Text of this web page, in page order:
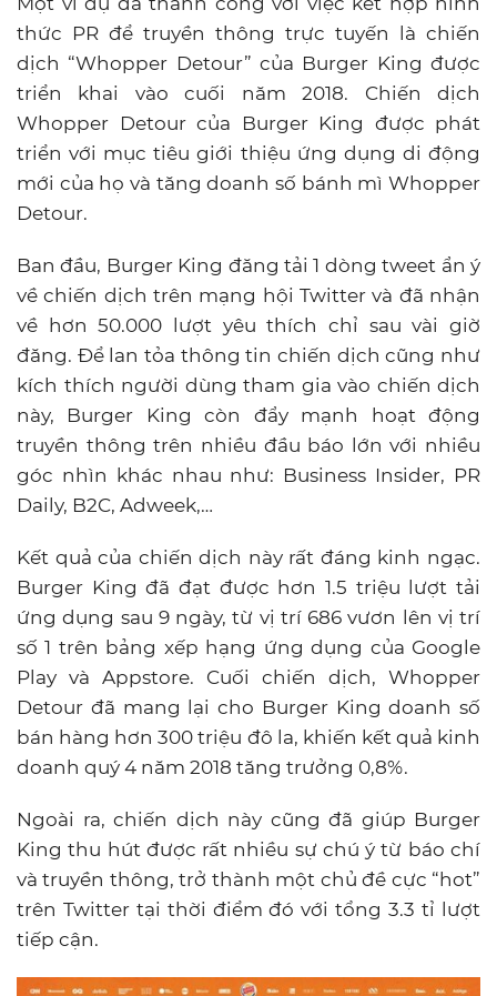
thức PR để truyền thông trực tuyến là chiến
dịch “Whopper Detour” của Burger King được
triển khai vào cuối năm 2018. Chiến dịch
Whopper Detour của Burger King được phát
triển với mục tiêu giới thiệu ứng dụng di động
mới của họ và tăng doanh số bánh mì Whopper
Detour.
Ban đầu, Burger King đăng tải 1 dòng tweet ẩn ý
về chiến dịch trên mạng hội Twitter và đã nhận
về hơn 50.000 lượt yêu thích chỉ sau vài giờ
đăng. Để lan tỏa thông tin chiến dịch cũng như
kích thích người dùng tham gia vào chiến dịch
này, Burger King còn đẩy mạnh hoạt động
truyền thông trên nhiều đầu báo lớn với nhiều
góc nhìn khác nhau như: Business Insider, PR
Daily, B2C, Adweek,…
Kết quả của chiến dịch này rất đáng kinh ngạc.
Burger King đã đạt được hơn 1.5 triệu lượt tải
ứng dụng sau 9 ngày, từ vị trí 686 vươn lên vị trí
số 1 trên bảng xếp hạng ứng dụng của Google
Play và Appstore. Cuối chiến dịch, Whopper
Detour đã mang lại cho Burger King doanh số
bán hàng hơn 300 triệu đô la, khiến kết quả kinh
doanh quý 4 năm 2018 tăng trưởng 0,8%.
Ngoài ra, chiến dịch này cũng đã giúp Burger
King thu hút được rất nhiều sự chú ý từ báo chí
và truyền thông, trở thành một chủ đề cực “hot”
trên Twitter tại thời điểm đó với tổng 3.3 tỉ lượt
tiếp cận.